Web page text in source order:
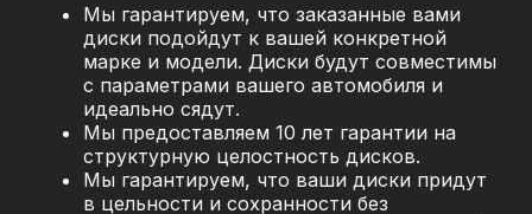
Мы гарантируем, что заказанные вами
диски подойдут к вашей конкретной
марке и модели. Диски будут совместимы
с параметрами вашего автомобиля и
идеально сядут.
Мы предоставляем 10 лет гарантии на
структурную целостность дисков.
Мы гарантируем, что ваши диски придут
в цельности и сохранности без